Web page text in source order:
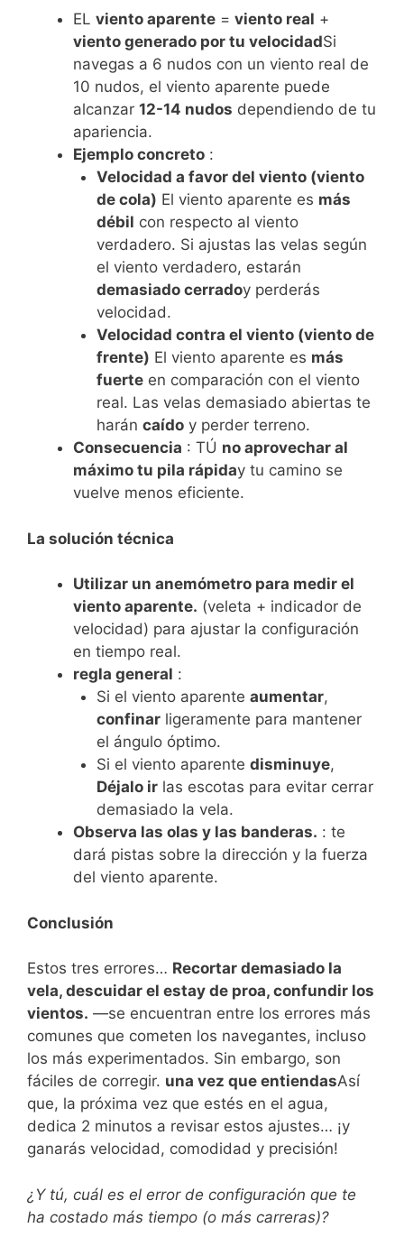
EL viento aparente = viento real +
viento generado por tu velocidadSi
navegas a 6 nudos con un viento real de
10 nudos, el viento aparente puede
alcanzar 12-14 nudos dependiendo de tu
apariencia.
Ejemplo concreto :
Velocidad a favor del viento (viento
de cola) El viento aparente es más
débil con respecto al viento
verdadero. Si ajustas las velas según
el viento verdadero, estarán
demasiado cerradoy perderás
velocidad.
Velocidad contra el viento (viento de
frente) El viento aparente es más
fuerteen comparación con el viento
real. Las velas demasiado abiertas te
harán caídoy perder terreno.
Consecuencia : TÚ no aprovechar al
máximo tu pila rápiday tu camino se
vuelve menos eficiente.
La solución técnica
Utilizar un anemómetro para medir el
viento aparente. (veleta + indicador de
velocidad) para ajustar la configuración
en tiempo real.
regla general :
Si el viento aparente aumentar,
confinarligeramente para mantener
el ángulo óptimo.
Si el viento aparente disminuye,
Déjalo irlas escotas para evitar cerrar
demasiado la vela.
Observa las olas y las banderas. : te
dará pistas sobre la dirección y la fuerza
del viento aparente.
Conclusión
Estos tres errores… Recortar demasiado la
vela, descuidar el estay de proa, confundir los
vientos. —se encuentran entre los errores más
comunes que cometen los navegantes, incluso
los más experimentados. Sin embargo, son
fáciles de corregir. una vez que entiendasAsí
que, la próxima vez que estés en el agua,
dedica 2 minutos a revisar estos ajustes… ¡y
ganarás velocidad, comodidad y precisión!
¿Y tú, cuál es el error de configuración que te
ha costado más tiempo (o más carreras)?